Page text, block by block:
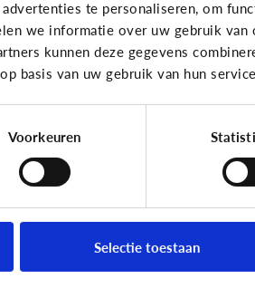
te personaliseren, om
we informatie over uw gebruik
kunnen deze gegevens
basis van uw gebruik van hun
Voorkeuren
Selectie toestaan
Veilig Online
Wat is een veilig
wachtwoord voor mijn
kind?